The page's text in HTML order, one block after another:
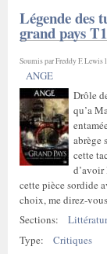
Légende des
grand pays
Soumis parFreddy F. Lewis
ANGE
Drôle
qu’a
abrège
cette
cette pièce sordide
choix, me direz-
Sections:
Type:
Critiques